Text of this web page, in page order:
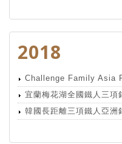
2018
Challenge Family Asia
宜蘭梅花湖全國鐵人三項
韓國長距離三項鐵人亞洲